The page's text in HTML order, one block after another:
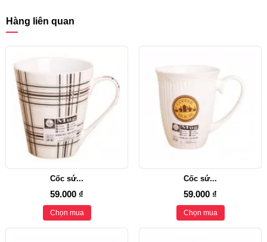
Hàng liên quan
Cốc sứ...
59.000 ₫
Chọn mua
Cốc sứ...
59.000 ₫
Chọn mua